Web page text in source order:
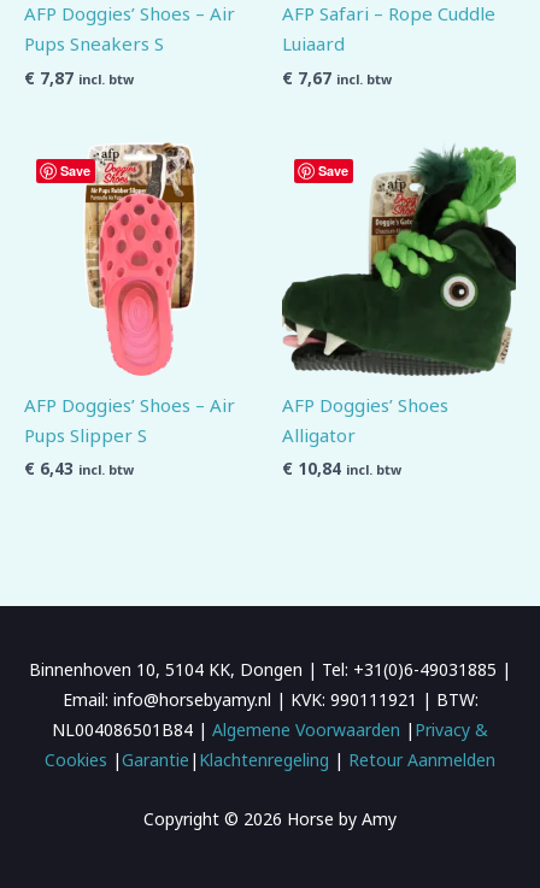
AFP Doggies’ Shoes – Air
Pups Sneakers S
€ 7,87 incl. btw
AFP Safari – Rope Cuddle
Luiaard
€ 7,67 incl. btw
Save
AFP Doggies’ Shoes – Air
Pups Slipper S
€ 6,43 incl. btw
Save
AFP Doggies’ Shoes
Alligator
€ 10,84 incl. btw
Binnenhoven 10, 5104 KK, Dongen | Tel: +31(0)6-49031885 |
Email: info@horsebyamy.nl | KVK: 990111921 | BTW:
NL004086501B84 | Algemene Voorwaarden | Privacy &
Cookies |Garantie | Klachtenregeling | Retour Aanmelden
Copyright © 2026 Horse by Amy